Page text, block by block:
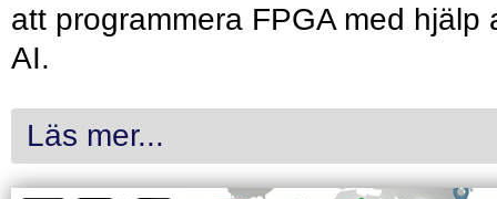
att programmera FPGA med hjälp
AI.
Läs mer...